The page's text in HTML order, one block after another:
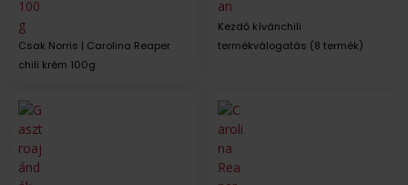
Csak Norris | Carolina Reaper
chili krém 100g
Kezdő kívánchili
termékválogatás (8 termék)